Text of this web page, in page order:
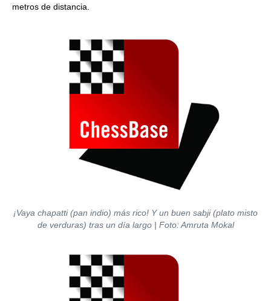
metros de distancia.
¡Vaya chapatti (pan indio) más rico! Y un buen sabji (plato misto
de verduras) tras un día largo | Foto: Amruta Mokal